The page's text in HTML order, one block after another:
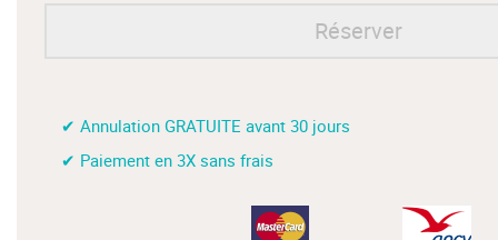
Réserver
✔ Annulation GRATUITE avant 30 jours
✔ Paiement en 3X sans frais